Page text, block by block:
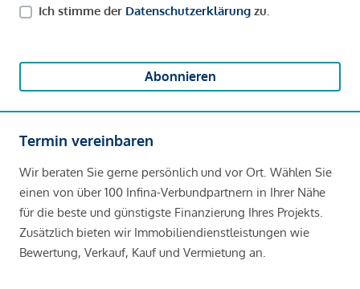
Ich stimme der Datenschutzerklärung zu.
Abonnieren
Termin vereinbaren
Wir beraten Sie gerne persönlich und vor Ort. Wählen Sie
einen von über 100 Infina-Verbundpartnern in Ihrer Nähe
für die beste und günstigste Finanzierung Ihres Projekts.
Zusätzlich bieten wir Immobiliendienstleistungen wie
Bewertung, Verkauf, Kauf und Vermietung an.